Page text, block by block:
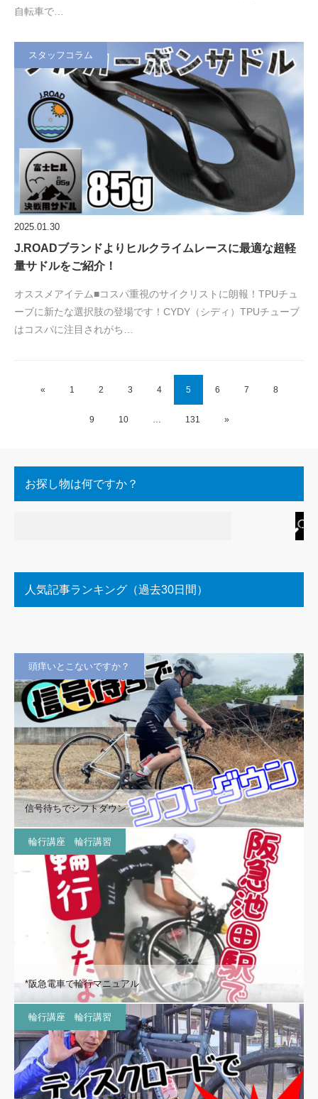
自転車で…
スタッフコラム
2025.01.30
J.ROADブランドよりヒルクライムレースに最適な超軽
量サドルをご紹介！
オススメアイテム■コスパ重視のサイクリストに朗報！TPUチュ
ーブに新たな選択肢の登場です！CYDY（シディ）TPUチューブ
はコスパに注目されがち…
« 1 2 3 4 5 6 7 8
9 10 … 131 »
お探し物は何ですか？
人気記事ランキング（過去30日間）
頭痒いとこないですか？
信号待ちでシフトダウン
輪行講座 輪行講習
*阪急電車で輪行マニュアル
輪行講座 輪行講習